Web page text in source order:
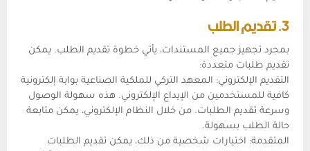
3. تقديم الطلب
بمجرد تجهيز جميع المستندات، يأتي خطوة تقديم الطلب. يمكن
تقديم طلبات متعددة:
التقديم الإلكتروني: المعهد التركي للملكية الصناعية بوابة إلكترونية
كافية للمستخدمين من الإيداع الإلكتروني. هذه سهولة الوصول
وسرعة تقديم الطلبات. من خلال النظام الإلكتروني، يمكن متابعة
حالة الطلب بسهولة.
المتقدمة: اختيارات شخصية من ذلك، يمكن تقديم الطلبات